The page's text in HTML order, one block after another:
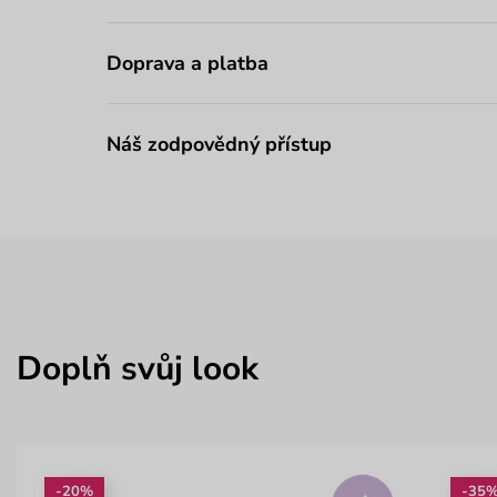
Doprava a platba
Náš zodpovědný přístup
Doplň svůj look
-20% -